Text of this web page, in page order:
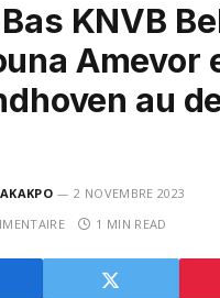
KNVB
Amevor
au
2 NOVEMBRE 2023
1 MIN READ